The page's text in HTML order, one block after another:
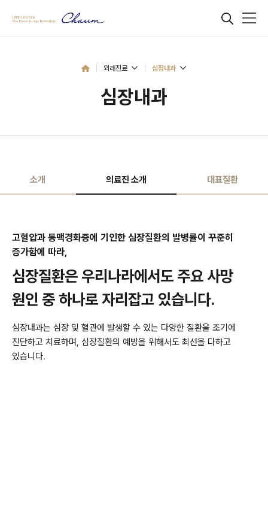
외래진료 심장내과
심장내과
소개 의료진 소개 대표질환
고혈압과 동맥경화증에 기인한 심장질환의 발병률이 꾸준히
증가함에 따라,
심장질환은 우리나라에서도 주요 사망
원인 중 하나로 자리잡고 있습니다.
심장내과는 심장 및 혈관에 발생할 수 있는 다양한 질환을 조기에
진단하고 치료하며, 심장질환의 예방을 위해서도 최선을 다하고
있습니다.